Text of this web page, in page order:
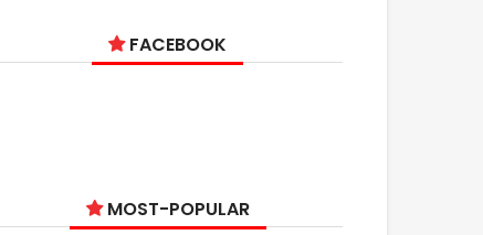
FACEBOOK
MOST-POPULAR